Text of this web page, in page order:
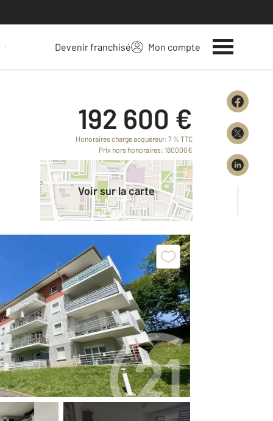
bien Devenir franchisé Mon compte
192 600 €
Honoraires charge acquéreur: 7 % TTC
Prix hors honoraires: 180000€
Voir sur la carte